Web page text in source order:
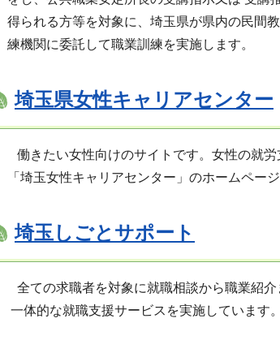
得られる方等を対象に、埼玉県が県内の民間教
練機関に委託して職業訓練を実施します。
埼玉県女性キャリアセンター
働きたい女性向けのサイトです。女性の就労
「埼玉女性キャリアセンター」のホームページ
埼玉しごとサポート
全ての求職者を対象に就職相談から職業紹介
一体的な就職支援サービスを実施しています。